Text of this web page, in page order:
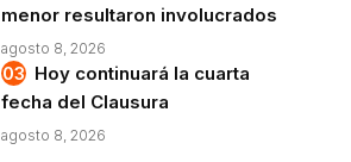
menor resultaron involucrados
agosto 8, 2026
Hoy continuará la cuarta
fecha del Clausura
agosto 8, 2026